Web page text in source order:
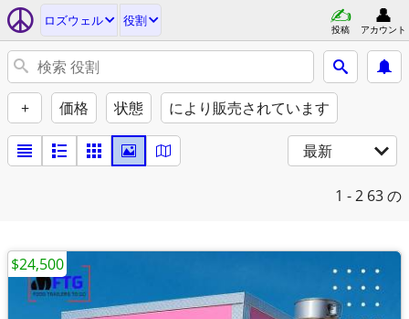
ロズウェル 役割
投稿 アカウント
+ 価格 状態 により販売されています
最新
1 - 2 63 の
$24,500